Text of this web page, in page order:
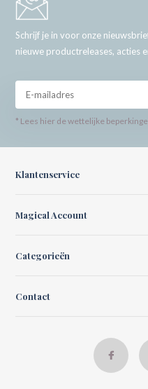
Schrijf je in voor onze
nieuwe productreleases, acties
* Lees hier de wettelijke
Klantenservice
Magical Account
Categorieën
Contact